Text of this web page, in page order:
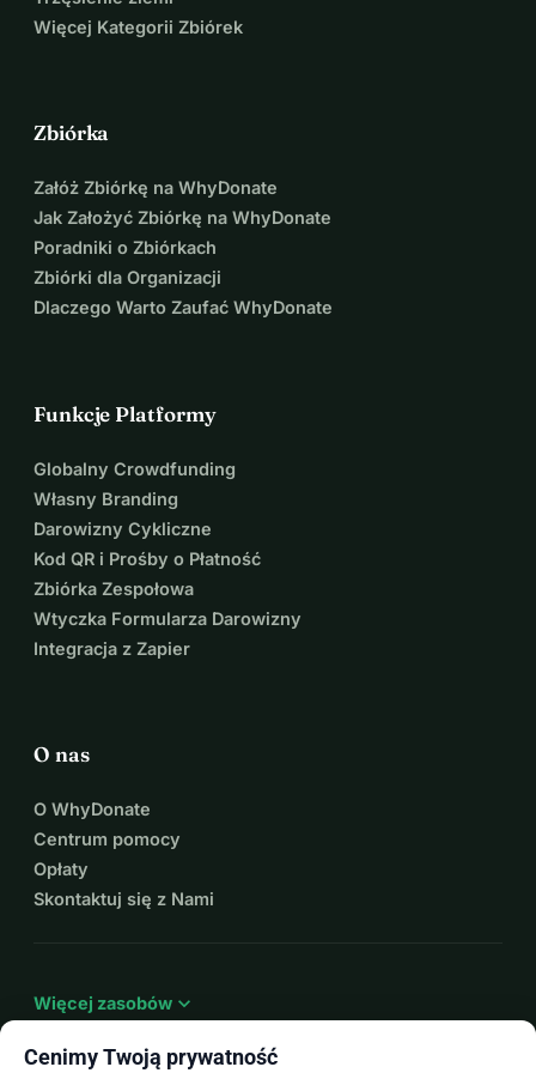
Więcej Kategorii Zbiórek
Zbiórka
Załóż Zbiórkę na WhyDonate
Jak Założyć Zbiórkę na WhyDonate
Poradniki o Zbiórkach
Zbiórki dla Organizacji
Dlaczego Warto Zaufać WhyDonate
Funkcje Platformy
Globalny Crowdfunding
Własny Branding
Darowizny Cykliczne
Kod QR i Prośby o Płatność
Zbiórka Zespołowa
Wtyczka Formularza Darowizny
Integracja z Zapier
O nas
O WhyDonate
Centrum pomocy
Opłaty
Skontaktuj się z Nami
Więcej zasobów expand_more
Cenimy Twoją prywatność